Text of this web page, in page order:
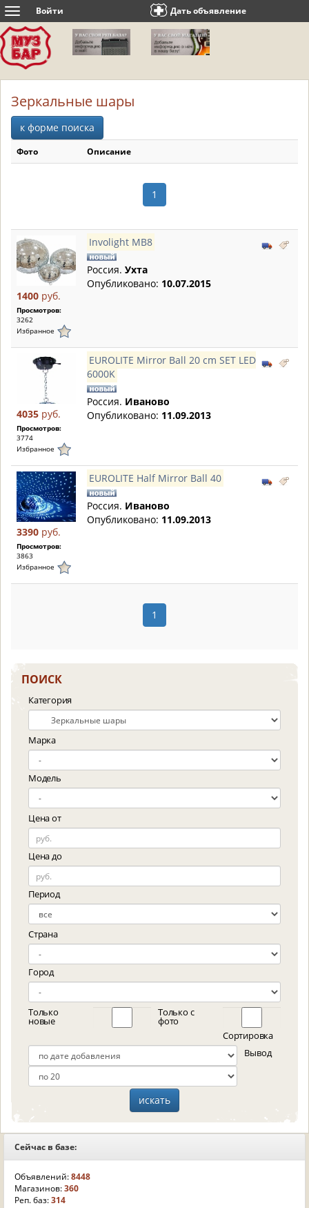
Toggle
navigation
Войти Дать объявление
Зеркальные шары
к форме поиска
Фото Описание
1
1400 руб.
Просмотров:
3262
Избранное
Involight MB8
Россия. Ухта
Опубликовано: 10.07.2015
4035 руб.
Просмотров:
3774
Избранное
EUROLITE Mirror Ball 20 cm SET LED
6000K
Россия. Иваново
Опубликовано: 11.09.2013
3390 руб.
Просмотров:
3863
Избранное
EUROLITE Half Mirror Ball 40
Россия. Иваново
Опубликовано: 11.09.2013
1
ПОИСК
Категория
Марка
Модель
Цена от
Цена до
Период
Страна
Город
Только
новые
Только с
фото
Сортировка
Вывод
Сейчас в базе:
Объявлений:8448
Магазинов:360
Реп. баз:314